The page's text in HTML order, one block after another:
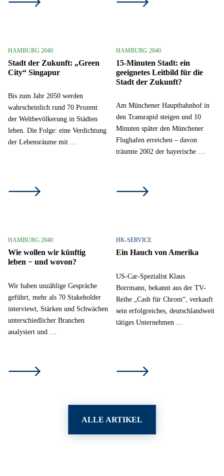
HAMBURG 2040
Stadt der Zukunft: „Green
City“ Singapur
Bis zum Jahr 2050 werden
wahrscheinlich rund 70 Prozent
der Weltbevölkerung in Städten
leben. Die Folge: eine Verdichtung
der Lebensräume mit …
HAMBURG 2040
15-Minuten Stadt: ein
geeignetes Leitbild für die
Stadt der Zukunft?
Am Münchener Hauptbahnhof in
den Transrapid steigen und 10
Minuten später den Münchener
Flughafen erreichen – davon
träumte 2002 der bayerische …
HAMBURG 2040
Wie wollen wir künftig
leben − und wovon?
Wir haben unzählige Gespräche
geführt, mehr als 70 Stakeholder
interviewt, Stärken und Schwächen
unterschiedlicher Branchen
analysiert und …
HK-SERVICE
Ein Hauch von Amerika
US-Car-Spezialist Klaus
Borrmann, bekannt aus der TV-
Reihe „Cash für Chrom“, verkauft
sein erfolgreiches, deutschlandweit
tätiges Unternehmen …
ALLE ARTIKEL